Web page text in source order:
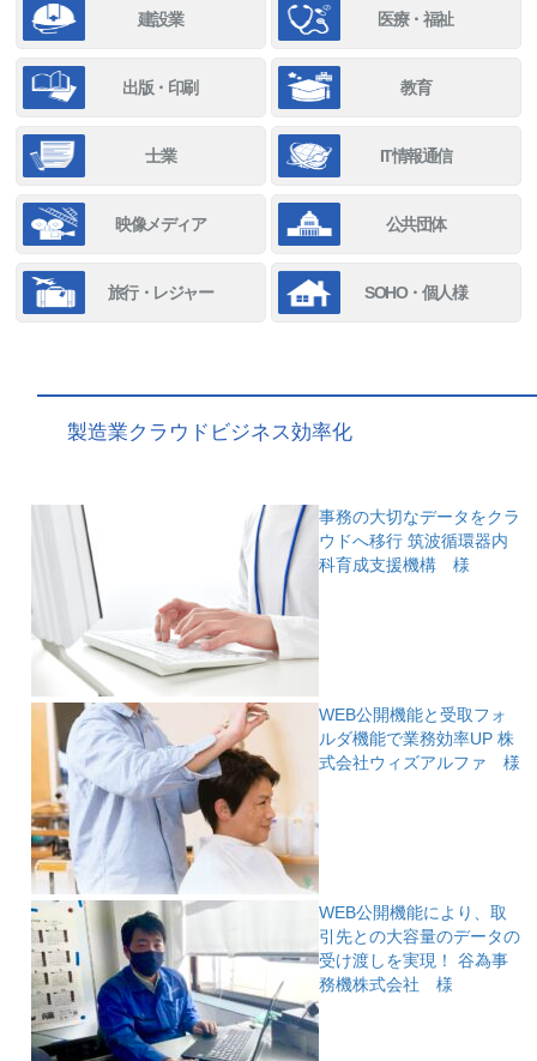
建設業 医療・福祉
出版・印刷 教育
士業 IT情報通信
映像メディア 公共団体
旅行・レジャー SOHO・個人様
製造業クラウドビジネス効率化
事務の大切なデータをクラ
ウドへ移行筑波循環器内
科育成支援機構 様
WEB公開機能と受取フォ
ルダ機能で業務効率UP株
式会社ウィズアルファ 様
WEB公開機能により、取
引先との大容量のデータの
受け渡しを実現！谷為事
務機株式会社 様